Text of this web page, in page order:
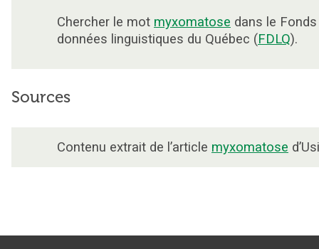
Chercher le mot myxomatose dans le
données linguistiques du Québec (FDLQ).
Sources
Contenu extrait de l’article myxomatose